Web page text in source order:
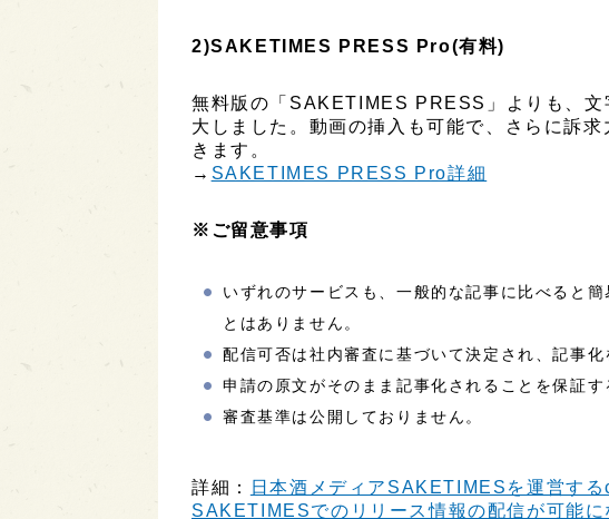
2)SAKETIMES PRESS Pro(有料)
無料版の「SAKETIMES PRESS」よりも、文
大しました。動画の挿入も可能で、さらに訴
きます。
→ SAKETIMES PRESS Pro詳細
※ご留意事項
いずれのサービスも、一般的な記事に比べると
とはありません。
配信可否は社内審査に基づいて決定され、記事化
申請の原文がそのまま記事化されることを保証す
審査基準は公開しておりません。
詳細：
日本酒メディアSAKETIMESを運営す
SAKETIMESでのリリース情報の配信が可能